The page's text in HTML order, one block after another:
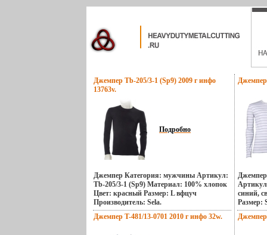
Джемпер Tb-205/3-1 (Sp9) 2009 г инфо
13763v.
Подробно
Джемпер Категория: мужчины Артикул:
Tb-205/3-1 (Sp9) Материал: 100% хлопок
Цвет: красный Размер: L вфцуч
Производитель: Sela.
Джемпер T-481/13-0701 2010 г инфо 32w.
Джемпер
синий,
Размер:
изделия
Джемпер